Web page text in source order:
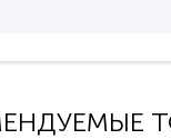
игры,
но и стимулируют